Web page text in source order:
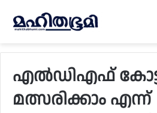
എൽഡിഎഫ് കോട്ട
മത്സരിക്കാം എന്ന്